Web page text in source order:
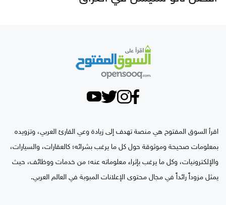
اقرأ السوق المفتوح هي منصة تهدف إلى زيادة وعي القارئ العربي، وتزويده
بمعلومات صحيحة وموثوقة حول كل ما يرغب بشرائه؛ كالعقارات، والسيارات،
والإلكترونيات، وكل ما يرغب بإثراء معلوماته عنه؛ من خدمات ووظائف، حيث
يمثل مزوداً رائداً في مجال محتوى الإعلانات المبوبة في العالم العربي.